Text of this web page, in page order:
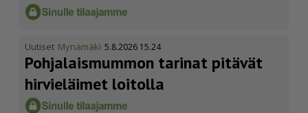
Uutiset Mynämäki 5.8.2026 15.24
Pohja­lais­mummon tarinat pitävät
hirvieläimet loitolla